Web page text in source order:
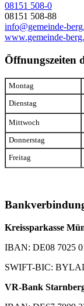
08151 508-0
08151 508-88
info@gemeinde-
www.gemeinde-
Öffnungszeiten
Montag
Dienstag
Mittwoch
Donnerstag
Freitag
Kreissparkasse
IBAN: DE08 7025
SWIFT-BIC:
VR-Bank